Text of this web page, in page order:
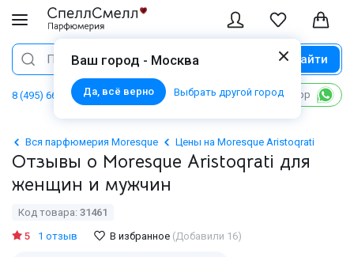
Ваш город - Москва
Да, всё верно Выбрать другой город
Поиск Найти
8 (495) 668 06 02 Написать в WhatsApp
Вся парфюмерия Moresque Цены на Moresque Aristoqrati
Отзывы о Moresque Aristoqrati для
женщин и мужчин
Код товара: 31461
5
1 отзыв В избранное (Добавили 16)